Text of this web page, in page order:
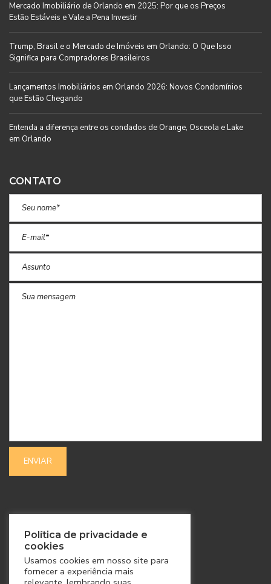
Mercado Imobiliário de Orlando em 2025: Por que os Preços
Estão Estáveis e Vale a Pena Investir
Trump, Brasil e o Mercado de Imóveis em Orlando: O Que Isso
Significa para Compradores Brasileiros
Lançamentos Imobiliários em Orlando 2026: Novos Condomínios
que Estão Chegando
Entenda a diferença entre os condados de Orange, Osceola e Lake
em Orlando
CONTATO
SIGA-NOS
Política de privacidade e
cookies
Usamos cookies em nosso site para
fornecer a experiência mais